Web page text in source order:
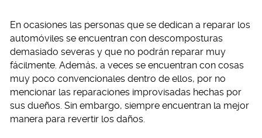
En ocasiones las personas que se dedican a reparar los
automóviles se encuentran con descomposturas
demasiado severas y que no podrán reparar muy
fácilmente. Además, a veces se encuentran con cosas
muy poco convencionales dentro de ellos, por no
mencionar las reparaciones improvisadas hechas por
sus dueños. Sin embargo, siempre encuentran la mejor
manera para revertir los daños.